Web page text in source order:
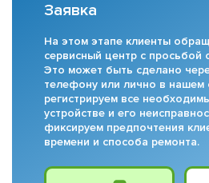
Заявка
На этом этапе клиенты
сервисный центр с просьбой
Это может быть сделано
телефону или лично в
регистрируем все
устройстве и его
фиксируем предпочтения
времени и способа ремонта.